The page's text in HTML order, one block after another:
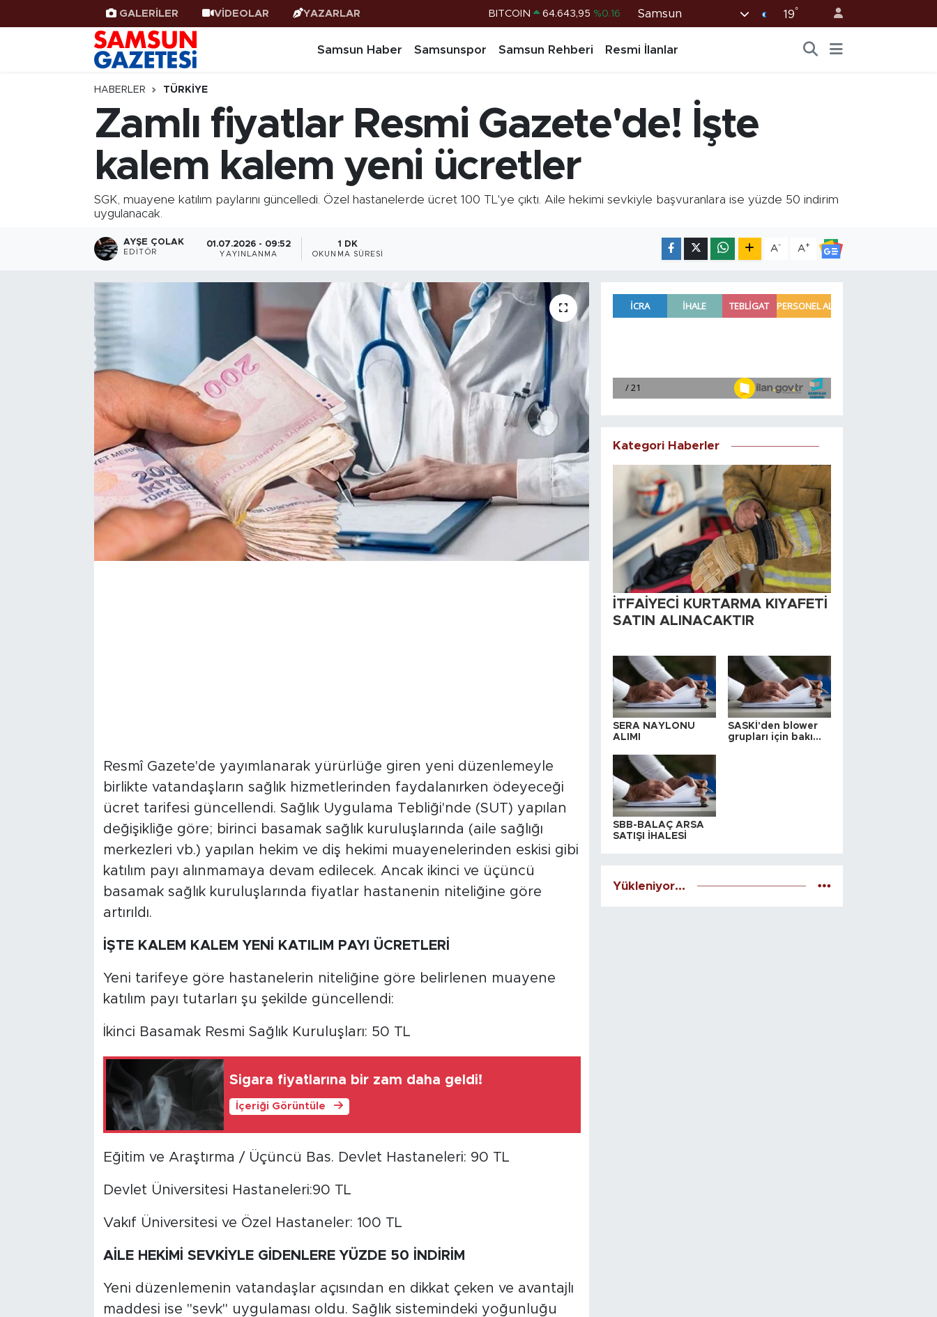
GALERİLER VİDEOLAR YAZARLAR BITCOIN 64.643,95 %0.16
G.ALTIN 6500.87 %0.12
BİST100 13.799 %70
Samsun 19°
Samsun Haber Samsunspor Samsun Rehberi Resmi İlanlar
HABERLER TÜRKIYE
Zamlı fiyatlar Resmi Gazete'de! İşte
kalem kalem yeni ücretler
SGK, muayene katılım paylarını güncelledi. Özel hastanelerde ücret 100 TL'ye çıktı. Aile hekimi sevkiyle başvuranlara ise yüzde 50 indirim
uygulanacak.
AYŞE ÇOLAK
EDITÖR
01.07.2026 - 09:52
YAYINLANMA
1 DK
OKUNMA SÜRESI
A- A+
Resmî Gazete'de yayımlanarak yürürlüğe giren yeni düzenlemeyle
birlikte vatandaşların sağlık hizmetlerinden faydalanırken ödeyeceği
ücret tarifesi güncellendi. Sağlık Uygulama Tebliği'nde (SUT) yapılan
değişikliğe göre; birinci basamak sağlık kuruluşlarında (aile sağlığı
merkezleri vb.) yapılan hekim ve diş hekimi muayenelerinden eskisi gibi
katılım payı alınmamaya devam edilecek. Ancak ikinci ve üçüncü
basamak sağlık kuruluşlarında fiyatlar hastanenin niteliğine göre
artırıldı.
İŞTE KALEM KALEM YENİ KATILIM PAYI ÜCRETLERİ
Yeni tarifeye göre hastanelerin niteliğine göre belirlenen muayene
katılım payı tutarları şu şekilde güncellendi:
İkinci Basamak Resmi Sağlık Kuruluşları: 50 TL
Sigara fiyatlarına bir zam daha geldi!
İçeriği Görüntüle
Eğitim ve Araştırma / Üçüncü Bas. Devlet Hastaneleri: 90 TL
Devlet Üniversitesi Hastaneleri:90 TL
Vakıf Üniversitesi ve Özel Hastaneler: 100 TL
AİLE HEKİMİ SEVKİYLE GİDENLERE YÜZDE 50 İNDİRİM
Yeni düzenlemenin vatandaşlar açısından en dikkat çeken ve avantajlı
maddesi ise "sevk" uygulaması oldu. Sağlık sistemindeki yoğunluğu
Kategori Haberler
İTFAİYECİ KURTARMA KIYAFETİ
SATIN ALINACAKTIR
SERA NAYLONU
ALIMI
SASKİ'den blower
grupları için bakım
SBB-BALAÇ ARSA
SATIŞI İHALESİ
Yükleniyor...
Samsun Haber
Samsunspor
Samsun Rehberi
Resmi İlanlar
Samsun Nöbetçi Eczaneler
Samsun Hava Durumu
SAMSUN Namaz Vakitleri
Samsun Trafik Yoğunluk Haritası
Süper Lig Puan Durumu ve Fikstür
Haber Arşivi